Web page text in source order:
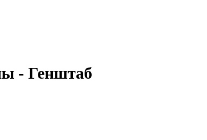
- Генштаб